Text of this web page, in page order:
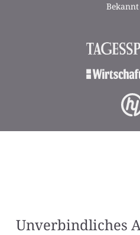
Unverbindliches